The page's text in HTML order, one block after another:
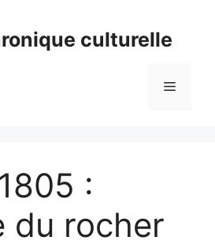
culturelle
Menu
:
du rocher